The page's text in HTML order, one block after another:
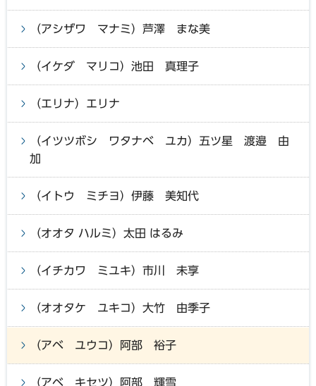
（アシザワ マナミ）芦澤 まな美
（イケダ マリコ）池田 真理子
（エリナ）エリナ
（イツツボシ ワタナベ ユカ）五ツ星 渡邉 由
加
（イトウ ミチヨ）伊藤 美知代
（オオタ ハルミ）太田 はるみ
（イチカワ ミユキ）市川 未享
（オオタケ ユキコ）大竹 由季子
（アベ ユウコ）阿部 裕子
（アベ キセツ）阿部 輝雪